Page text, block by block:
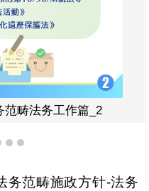
范畴法务工作篇_2
6 7
务范畴施政方针-法务